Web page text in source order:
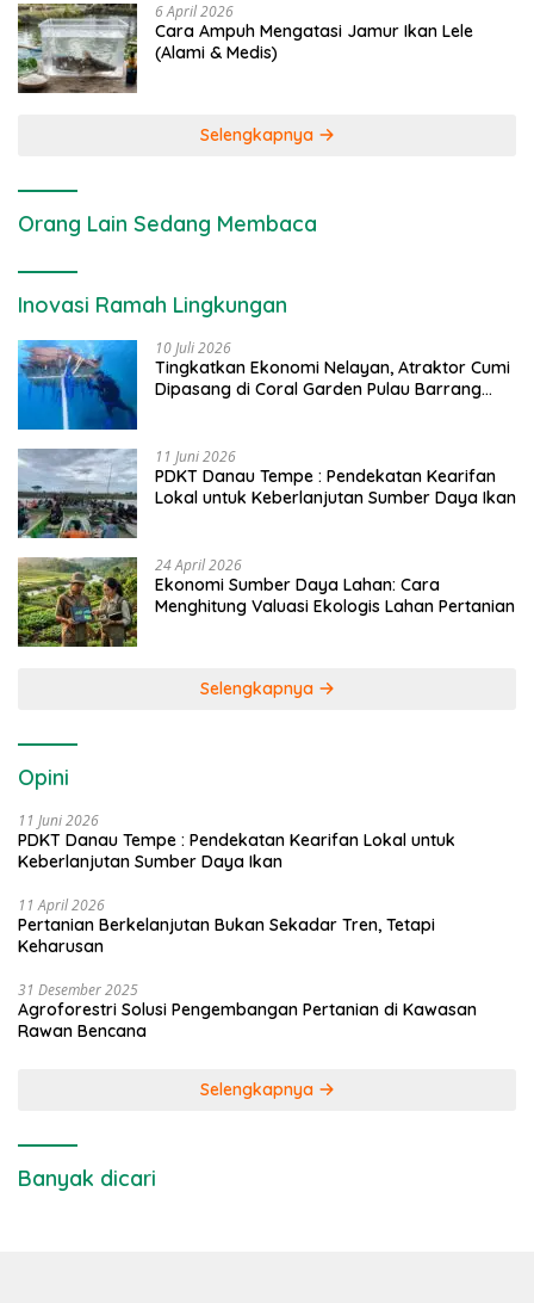
6 April 2026
Cara Ampuh Mengatasi Jamur Ikan Lele
(Alami & Medis)
Selengkapnya
Orang Lain Sedang Membaca
Inovasi Ramah Lingkungan
10 Juli 2026
Tingkatkan Ekonomi Nelayan, Atraktor Cumi
Dipasang di Coral Garden Pulau Barrang
11 Juni 2026
PDKT Danau Tempe : Pendekatan Kearifan
Lokal untuk Keberlanjutan Sumber Daya Ikan
24 April 2026
Ekonomi Sumber Daya Lahan: Cara
Menghitung Valuasi Ekologis Lahan Pertanian
Selengkapnya
Opini
11 Juni 2026
PDKT Danau Tempe : Pendekatan Kearifan Lokal untuk
Keberlanjutan Sumber Daya Ikan
11 April 2026
Pertanian Berkelanjutan Bukan Sekadar Tren, Tetapi
Keharusan
31 Desember 2025
Agroforestri Solusi Pengembangan Pertanian di Kawasan
Rawan Bencana
Selengkapnya
Banyak dicari